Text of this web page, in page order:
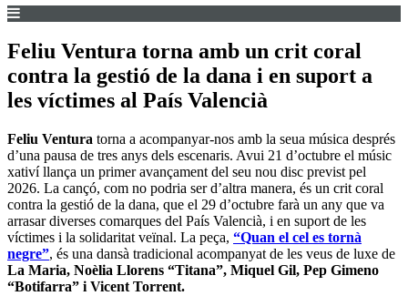
Feliu Ventura torna amb un crit coral
contra la gestió de la dana i en suport a
les víctimes al País Valencià
Feliu Ventura torna a acompanyar-nos amb la seua música després
d’una pausa de tres anys dels escenaris. Avui 21 d’octubre el músic
xativí llança un primer avançament del seu nou disc previst pel
2026. La cançó, com no podria ser d’altra manera, és un crit coral
contra la gestió de la dana, que el 29 d’octubre farà un any que va
arrasar diverses comarques del País Valencià, i en suport de les
víctimes i la solidaritat veïnal. La peça, “Quan el cel es tornà
negre”, és una dansà tradicional acompanyat de les veus de luxe de
La Maria, Noèlia Llorens “Titana”, Miquel Gil, Pep Gimeno
“Botifarra” i Vicent Torrent.